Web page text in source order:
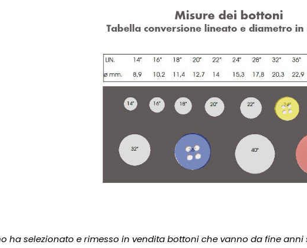
ha selezionato e rimesso in vendita bottoni che vanno da fine